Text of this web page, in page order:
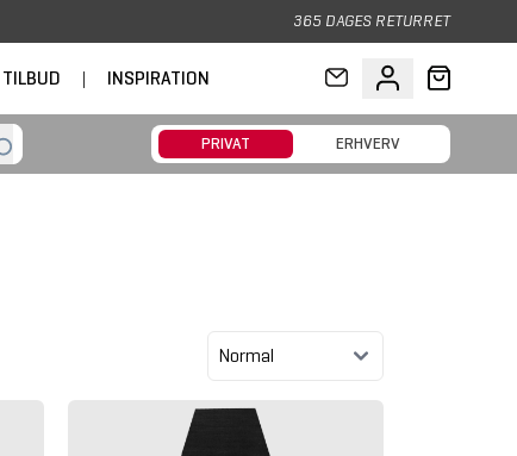
365 DAGES RETURRET
TILBUD | INSPIRATION
PRIVAT ERHVERV